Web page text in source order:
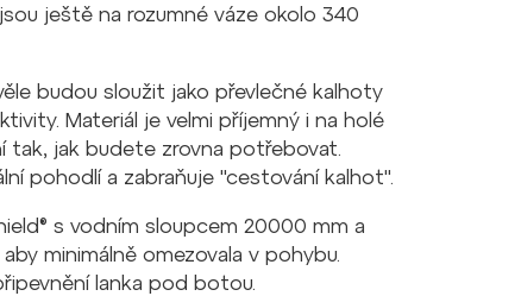
ještě na rozumné váze okolo 340
budou sloužit jako převlečné kalhoty
Materiál je velmi příjemný i na holé
jak budete zrovna potřebovat.
pohodlí a zabraňuje "cestování kalhot".
s vodním sloupcem 20000 mm a
minimálně omezovala v pohybu.
lanka pod botou.